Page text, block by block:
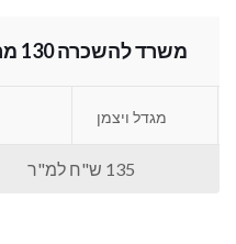
משרד להשכרה 130 מר במגדל ויצמן תל אביב
מגדל ויצמן
135 ש"ח למ"ר